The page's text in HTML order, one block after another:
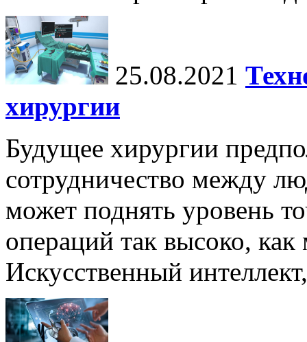
25.08.2021
хирургии
Будущее хирургии
сотрудничество между
может поднять уровень
операций так высоко,
Искусственный